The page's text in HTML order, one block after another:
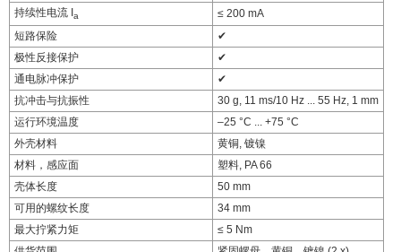
持续性电流 I a
≤ 200 mA
短路保险
✔
极性反接保护
✔
通电脉冲保护
✔
抗冲击与抗振性
30 g, 11 ms/10 Hz ... 55 Hz, 1 mm
运行环境温度
–25 °C ... +75 °C
外壳材料
黄铜, 镀镍
材料，感应面
塑料, PA 66
壳体长度
50 mm
可用的螺纹长度
34 mm
最大拧紧力矩
≤ 5 Nm